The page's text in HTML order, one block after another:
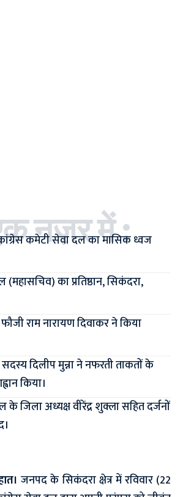
नज़र में :
कमेटी सेवा दल का मासिक ध्वज
(महासचिव) का प्रतिष्ठान, सिकंदरा,
राम नारायण दिवाकर ने किया
दिलीप मुन्ना ने नफरती ताकतों के
किया।
के जिला अध्यक्ष वीरेंद्र शुक्ला सहित दर्जनों
जनपद के सिकंदरा क्षेत्र में रविवार (22